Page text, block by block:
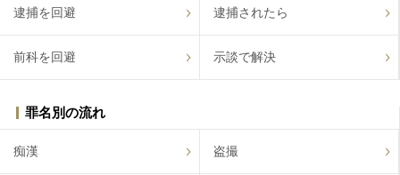
逮捕を回避 逮捕されたら
前科を回避 示談で解決
罪名別の流れ
痴漢 盗撮